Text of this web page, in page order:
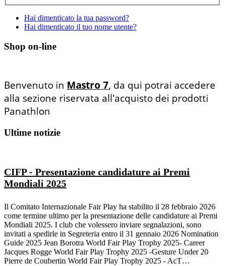
Hai dimenticato la tua password?
Hai dimenticato il tuo nome utente?
Shop on-line
Benvenuto in Mastro 7, da qui potrai accedere
alla sezione riservata all'acquisto dei prodotti
Panathlon
Ultime notizie
CIFP - Presentazione candidature ai Premi
Mondiali 2025
Il Comitato Internazionale Fair Play ha stabilito il 28 febbraio 2026
come termine ultimo per la presentazione delle candidature ai Premi
Mondiali 2025. I club che volessero inviare segnalazioni, sono
invitati a spedirle in Segreteria entro il 31 gennaio 2026 Nomination
Guide 2025 Jean Borotra World Fair Play Trophy 2025- Career
Jacques Rogge World Fair Play Trophy 2025 -Gesture Under 20
Pierre de Coubertin World Fair Play Trophy 2025 - AcT…